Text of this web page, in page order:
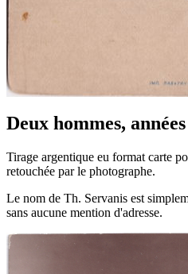
Deux hommes,
Tirage argentique eu format carte
retouchée par le photographe.
Le nom de Th. Servanis est
sans aucune mention d'adresse.